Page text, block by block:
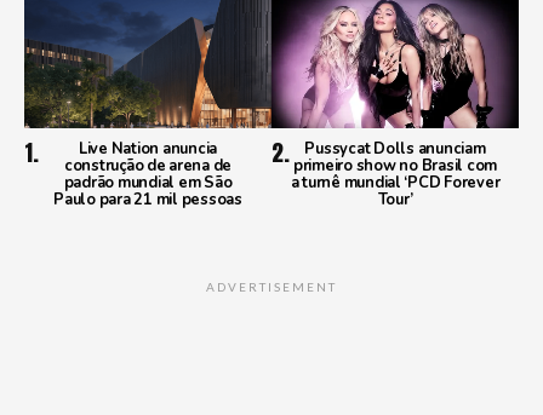
Live Nation anuncia
construção de arena de
padrão mundial em São
Paulo para 21 mil pessoas
Pussycat Dolls anunciam
primeiro show no Brasil com
a turnê mundial ‘PCD Forever
Tour’
ADVERTISEMENT